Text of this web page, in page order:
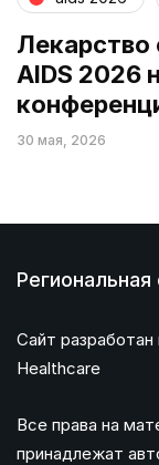
Лекарство
AIDS 2026
30 мая, 2026
Сайт
Healthcare
Все права на
принадлежат